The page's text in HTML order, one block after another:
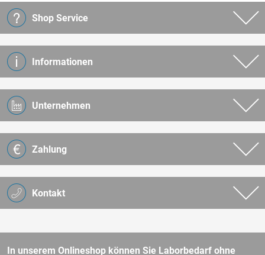
Kontakt
Shop Service
Informationen
Unternehmen
Zahlung
In unserem Onlineshop können Sie Laborbedarf ohne